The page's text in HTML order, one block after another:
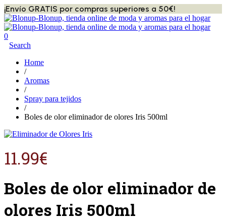
¡Envío GRATIS por compras superiores a 50€!
0
Search
Home
/
Aromas
/
Spray para tejidos
/
Boles de olor eliminador de olores Iris 500ml
11.99€
Boles de olor eliminador de
olores Iris 500ml